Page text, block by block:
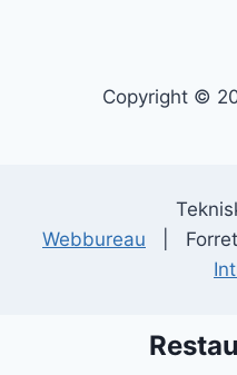
Copyright ©
Webbureau |